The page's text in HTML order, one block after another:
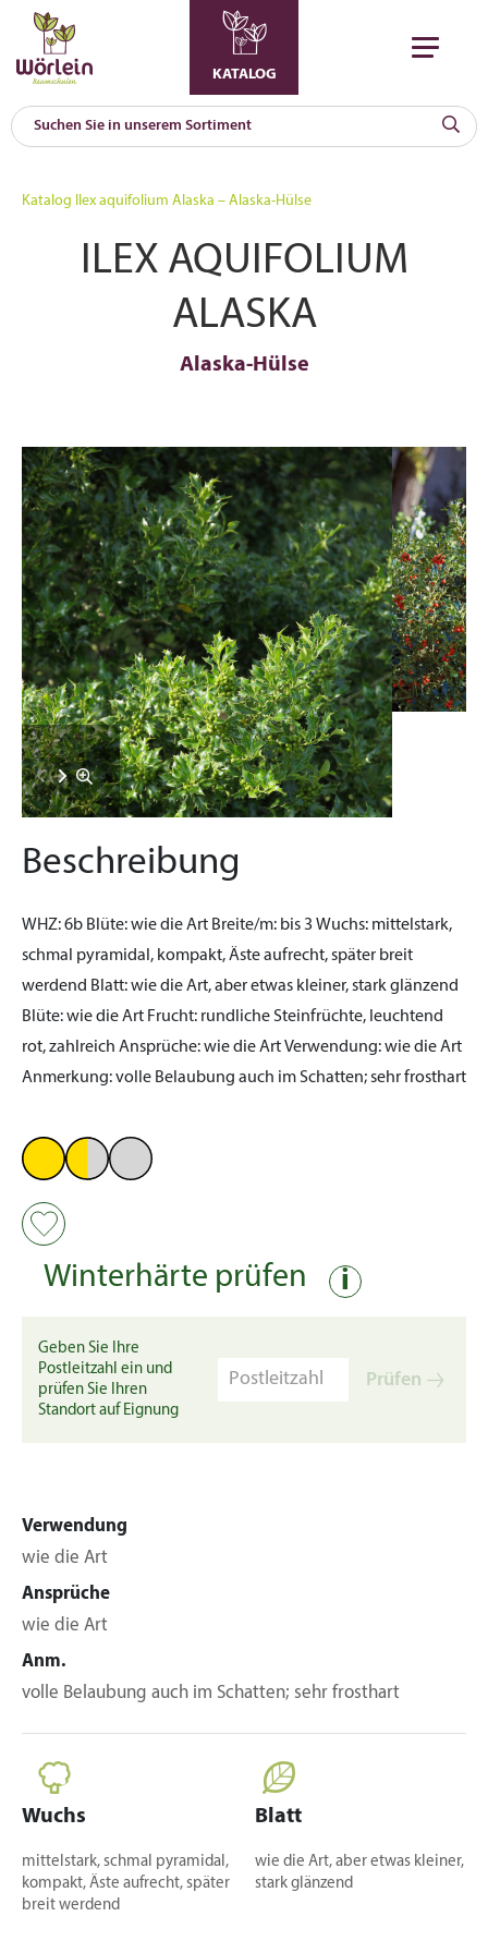
KATALOG
Katalog Ilex aquifolium Alaska – Alaska-Hülse
ILEX AQUIFOLIUM
ALASKA
Alaska-Hülse
Beschreibung
WHZ:6b Blüte:wie die Art Breite/m: bis 3 Wuchs: mittelstark,
schmal pyramidal, kompakt, Äste aufrecht, später breit
werdend Blatt:wie die Art, aber etwas kleiner, stark glänzend
Blüte:wie die Art Frucht: rundliche Steinfrüchte, leuchtend
rot, zahlreich Ansprüche:wie die ArtVerwendung:wie die Art
Anmerkung:volle Belaubung auch im Schatten; sehr frosthart
Winterhärte prüfen i
Geben Sie Ihre
Postleitzahl ein und
prüfen Sie Ihren
Standort auf Eignung
Prüfen
Verwendung
wie die Art
Ansprüche
wie die Art
Anm.
volle Belaubung auch im Schatten; sehr frosthart
Wuchs
mittelstark, schmal pyramidal,
kompakt, Äste aufrecht, später
breit werdend
Blatt
wie die Art, aber etwas kleiner,
stark glänzend